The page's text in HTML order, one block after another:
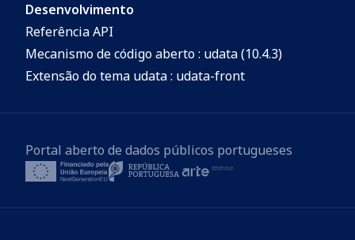
Desenvolvimento
Referência API
Mecanismo de código aberto : udata (10.4.3)
Extensão do tema udata : udata-front
Portal aberto de dados públicos portugueses